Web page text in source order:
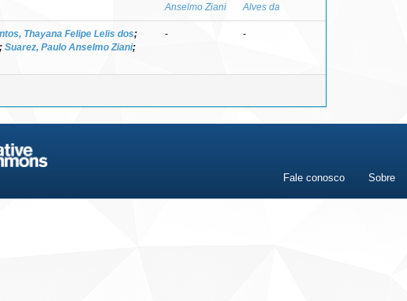
Anselmo Ziani
Alves da
Thayana Felipe Lelis dos;
; Suarez, Paulo Anselmo Ziani;
- -
Fale conosco Sobre